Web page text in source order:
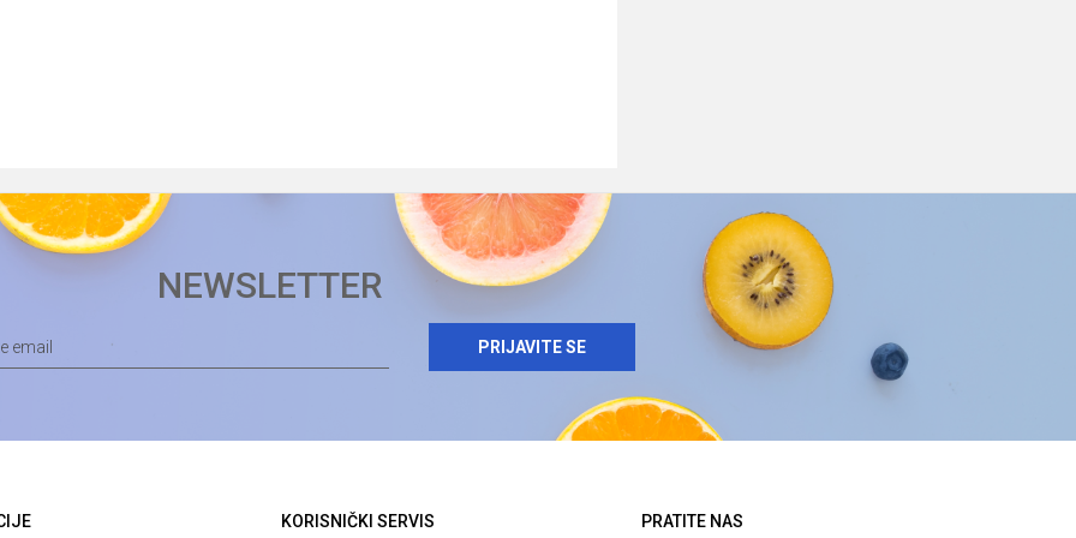
NEWSLETTER
PRIJAVITE SE
KORISNIČKI SERVIS
PRATITE NAS